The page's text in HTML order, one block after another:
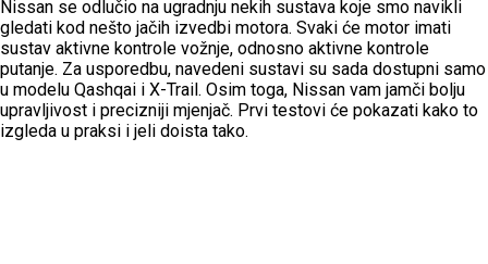
Nissan se odlučio na ugradnju nekih sustava koje smo navikli
gledati kod nešto jačih izvedbi motora. Svaki će motor imati
sustav aktivne kontrole vožnje, odnosno aktivne kontrole
putanje. Za usporedbu, navedeni sustavi su sada dostupni samo
u modelu Qashqai i X-Trail. Osim toga, Nissan vam jamči bolju
upravljivost i precizniji mjenjač. Prvi testovi će pokazati kako to
izgleda u praksi i jeli doista tako.